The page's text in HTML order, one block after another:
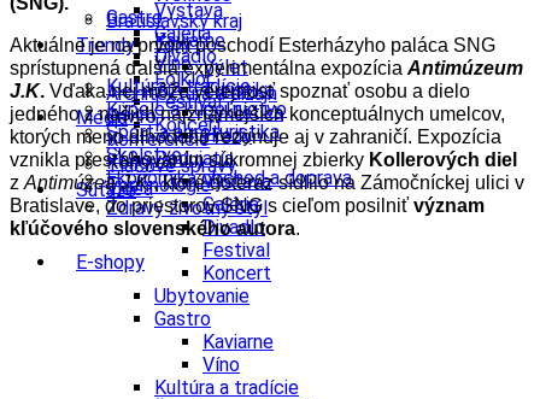
Výstava
Galéria
Divadlo
Folklór
Festival
Koncert
Gastro
Kaviarne
Víno
Kultúra a tradície
Kúpele a kúpeľníctvo
Šport a agroturistika
Školstvo
Ekonomika obchod a doprava
Bratislavský kraj
Tipy
Výlet
Turistika
Cyklistika
Hrady
Podujatia
Výstava
Galéria
Divadlo
Festival
Koncert
Ubytovanie
Gastro
Kaviarne
Víno
Kultúra a tradície
Trendy
Architektúra a dizajn
Enviro
Konferencie
Kongres
Technológie
Zdravý životný štýl
Médiá
Tlačové správy
Videá
Súťaže
E-shopy
Aktuálne je na prvom poschodí Esterházyho paláca SNG
sprístupnená ďalšia experimentálna expozícia Antimúzeum
J.K. Vďaka nej môže verejnosť spoznať osobu a dielo
jedného z našich najznámejších konceptuálnych umelcov,
ktorých meno dlhodobo rezonuje aj v zahraničí. Expozícia
vznikla presťahovaním súkromnej zbierky Kollerových diel
z Antimúzea J.K., ktoré doteraz sídlilo na Zámočníckej ulici v
Bratislave, do priestorov SNG s cieľom posilniť význam
kľúčového slovenského autora.